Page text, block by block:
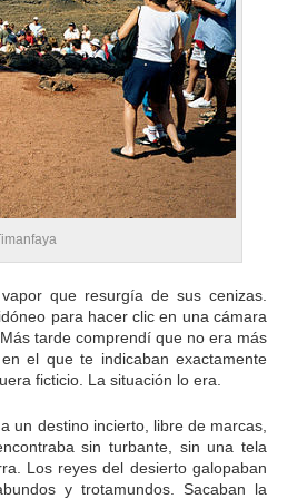
que resurgía de sus cenizas.
para hacer clic en una cámara
tarde comprendí que no era más
el que te indicaban exactamente
ficticio. La situación lo era.
un destino incierto, libre de marcas,
sin turbante, sin una tela
Los reyes del desierto galopaban
y trotamundos. Sacaban la